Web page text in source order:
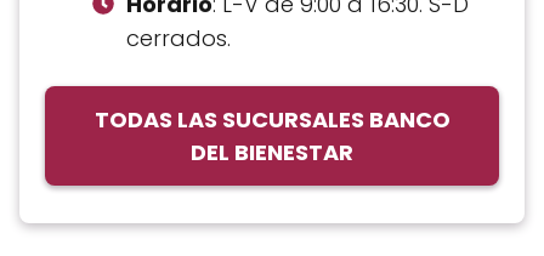
cerrados.
TODAS LAS SUCURSALES BANCO
DEL BIENESTAR